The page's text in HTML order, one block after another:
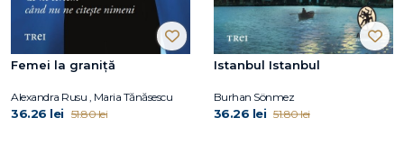
Femei la graniță
Alexandra Rusu , Maria Tănăsescu
36.26 lei 51.80 lei
Istanbul Istanbul
Burhan Sönmez
36.26 lei 51.80 lei